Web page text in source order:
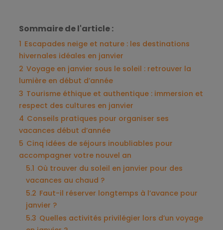
Sommaire de l'article :
1 Escapades neige et nature : les destinations
hivernales idéales en janvier
2 Voyage en janvier sous le soleil : retrouver la
lumière en début d’année
3 Tourisme éthique et authentique : immersion et
respect des cultures en janvier
4 Conseils pratiques pour organiser ses
vacances début d’année
5 Cinq idées de séjours inoubliables pour
accompagner votre nouvel an
5.1 Où trouver du soleil en janvier pour des
vacances au chaud ?
5.2 Faut-il réserver longtemps à l’avance pour
janvier ?
5.3 Quelles activités privilégier lors d’un voyage